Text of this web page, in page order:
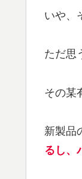
いや、
ただ思
その某
新製品
るし、